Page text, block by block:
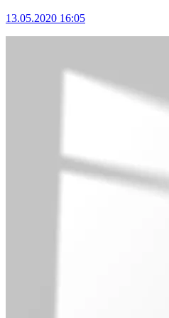
13.05.2020 16:05